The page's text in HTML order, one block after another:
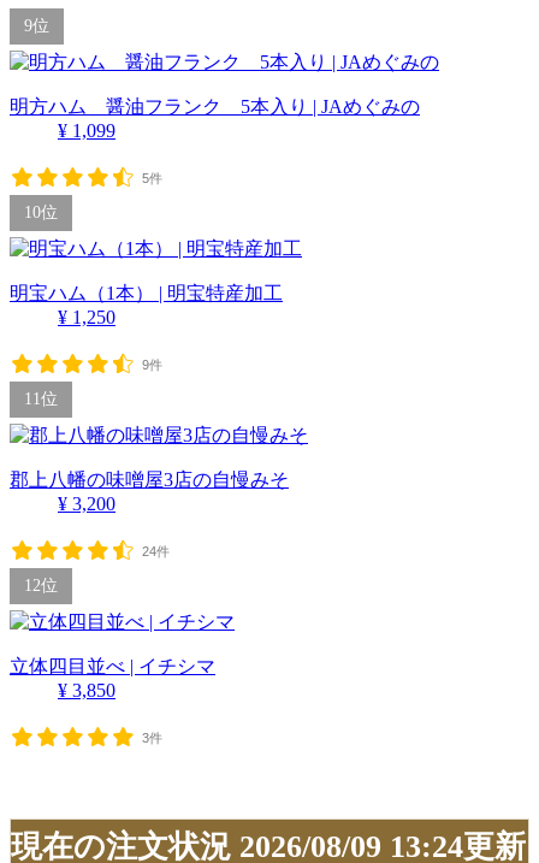
9位
明方ハム 醤油フランク 5本入り | JAめぐみの
¥ 1,099
5件
10位
明宝ハム（1本） | 明宝特産加工
¥ 1,250
9件
11位
郡上八幡の味噌屋3店の自慢みそ
¥ 3,200
24件
12位
立体四目並べ | イチシマ
¥ 3,850
3件
現在の注文状況 2026/08/09 13:24更新